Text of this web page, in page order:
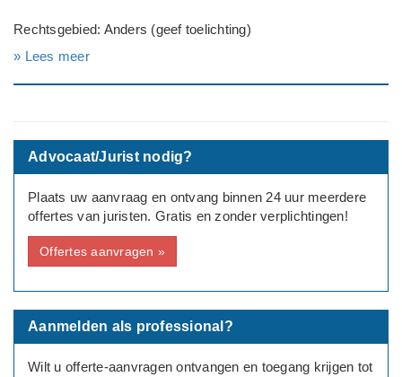
Rechtsgebied: Anders (geef toelichting)
---
» Lees meer
Advocaat/Jurist nodig?
Plaats uw aanvraag en ontvang binnen 24 uur meerdere
offertes van juristen. Gratis en zonder verplichtingen!
Offertes aanvragen »
Aanmelden als professional?
Wilt u offerte-aanvragen ontvangen en toegang krijgen tot